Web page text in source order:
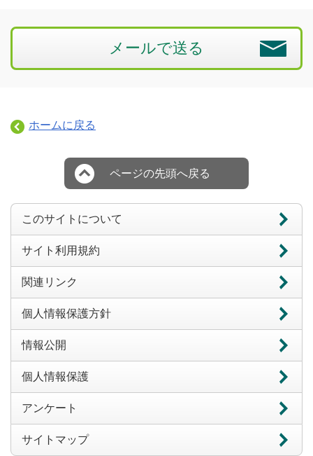
メールで送る
ホームに戻る
ページの先頭へ戻る
このサイトについて
サイト利用規約
関連リンク
個人情報保護方針
情報公開
個人情報保護
アンケート
サイトマップ